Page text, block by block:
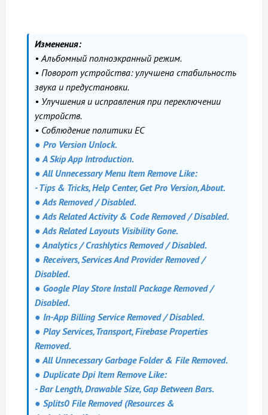
Изменения:
• Альбомный полноэкранный режим.
• Поворот устройства: улучшена стабильность
звука и предустановки.
• Улучшения и исправления при переключении
устройств.
• Соблюдение политики ЕС
● Pro Version Unlock.
● A Skip App Introduction.
● All Unnecessary Menu Item Remove Like:
- Tips & Tricks, Help Center, Get Pro Version, About.
● Ads Removed / Disabled.
● Ads Related Activity & Code Removed / Disabled.
● Ads Related Layouts Visibility Gone.
● Analytics / Crashlytics Removed / Disabled.
● Receivers, Services And Provider Removed /
Disabled.
● Google Play Store Install Package Removed /
Disabled.
● In-App Billing Service Removed / Disabled.
● Play Services, Transport, Firebase Properties
Removed.
● All Unnecessary Garbage Folder & File Removed.
● Duplicate Dpi Item Remove Like:
- Bar Length, Drawable Size, Gap Between Bars.
● Splits0 File Removed (Resources &